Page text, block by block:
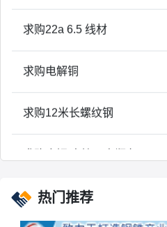
求购22a 6.5 线材
求购电解铜
求购12米长螺纹钢
求购 8CrMoAlA 流体管
热门推荐